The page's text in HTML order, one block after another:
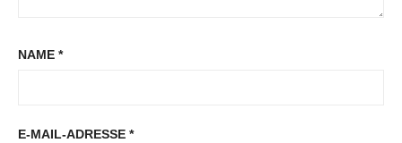
NAME *
E-MAIL-ADRESSE *